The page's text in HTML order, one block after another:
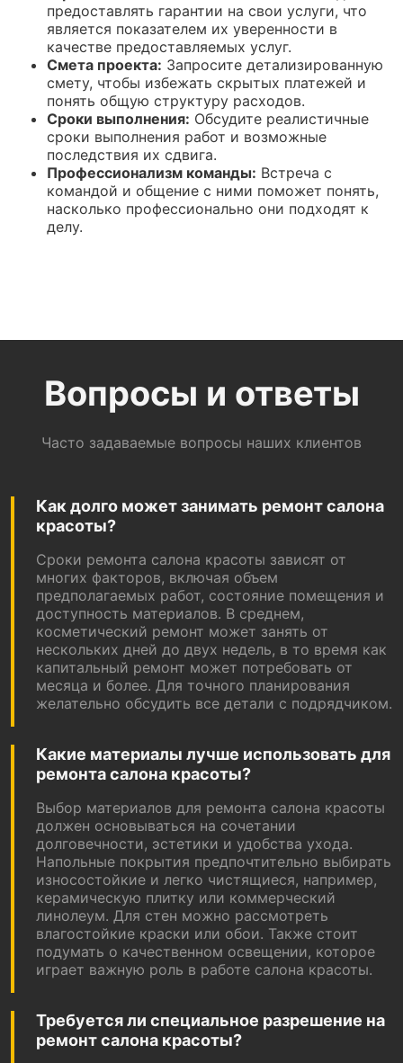
предоставлять гарантии на свои услуги, что
является показателем их уверенности в
качестве предоставляемых услуг.
Смета проекта: Запросите детализированную
смету, чтобы избежать скрытых платежей и
понять общую структуру расходов.
Сроки выполнения: Обсудите реалистичные
сроки выполнения работ и возможные
последствия их сдвига.
Профессионализм команды: Встреча с
командой и общение с ними поможет понять,
насколько профессионально они подходят к
делу.
Вопросы и ответы
Часто задаваемые вопросы наших клиентов
Как долго может занимать ремонт салона
красоты?
Сроки ремонта салона красоты зависят от
многих факторов, включая объем
предполагаемых работ, состояние помещения и
доступность материалов. В среднем,
косметический ремонт может занять от
нескольких дней до двух недель, в то время как
капитальный ремонт может потребовать от
месяца и более. Для точного планирования
желательно обсудить все детали с подрядчиком.
Какие материалы лучше использовать для
ремонта салона красоты?
Выбор материалов для ремонта салона красоты
должен основываться на сочетании
долговечности, эстетики и удобства ухода.
Напольные покрытия предпочтительно выбирать
износостойкие и легко чистящиеся, например,
керамическую плитку или коммерческий
линолеум. Для стен можно рассмотреть
влагостойкие краски или обои. Также стоит
подумать о качественном освещении, которое
играет важную роль в работе салона красоты.
Требуется ли специальное разрешение на
ремонт салона красоты?